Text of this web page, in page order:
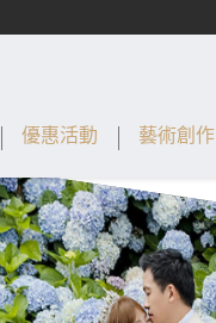
優惠活動 藝術創作